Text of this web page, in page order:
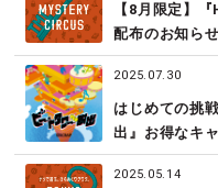
【8月限定】
配布のお知らせ
2025.07.30
はじめての挑
出』お得なキ
2025.05.14